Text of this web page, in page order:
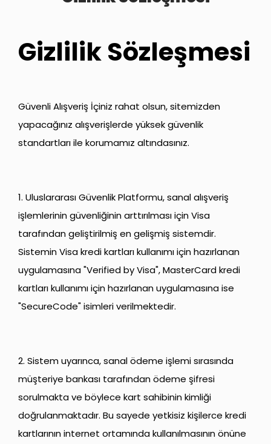
Gizlilik Sözleşmesi
Güvenli Alışveriş İçiniz rahat olsun, sitemizden
yapacağınız alışverişlerde yüksek güvenlik
standartları ile korumamız altındasınız.
1. Uluslararası Güvenlik Platformu, sanal alışveriş
işlemlerinin güvenliğinin arttırılması için Visa
tarafından geliştirilmiş en gelişmiş sistemdir.
Sistemin Visa kredi kartları kullanımı için hazırlanan
uygulamasına "Verified by Visa", MasterCard kredi
kartları kullanımı için hazırlanan uygulamasına ise
"SecureCode" isimleri verilmektedir.
2. Sistem uyarınca, sanal ödeme işlemi sırasında
müşteriye bankası tarafından ödeme şifresi
sorulmakta ve böylece kart sahibinin kimliği
doğrulanmaktadır. Bu sayede yetkisiz kişilerce kredi
kartlarının internet ortamında kullanılmasının önüne